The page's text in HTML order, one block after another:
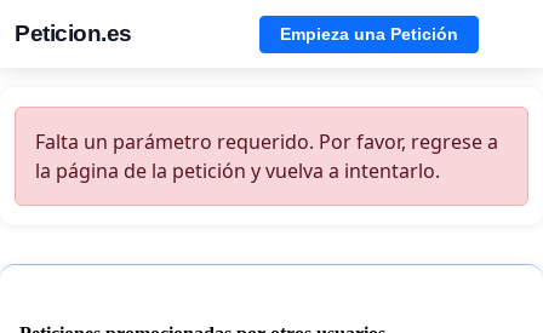
Peticion.es Empieza una Petición
Falta un parámetro requerido. Por favor, regrese a
la página de la petición y vuelva a intentarlo.